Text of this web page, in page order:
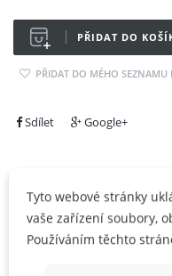
PŘIDAT DO
PŘIDAT DO MÉHO SEZNAMU
Sdílet Google+
VÍCE INFO
Tyto webové stránky
vaše zařízení soubory,
Používáním těchto